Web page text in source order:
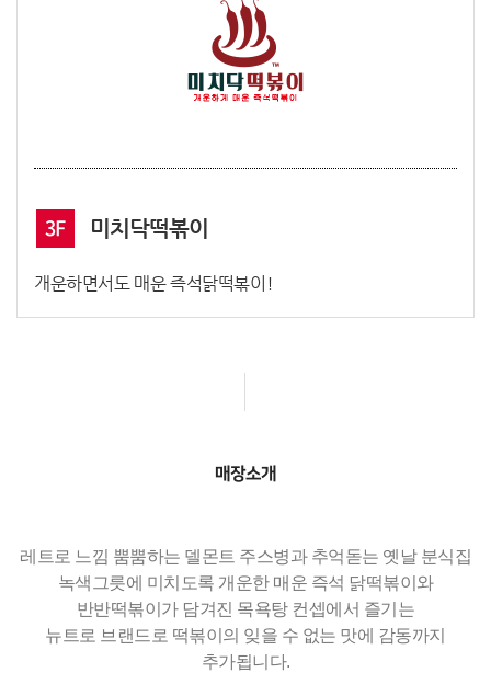
3F 미치닥떡볶이
개운하면서도 매운 즉석닭떡볶이!
매장소개
레트로 느낌 뿜뿜하는 델몬트 주스병과 추억돋는 옛날 분식집
녹색그릇에 미치도록 개운한 매운 즉석 닭떡볶이와
반반떡볶이가 담겨진 목욕탕 컨셉에서 즐기는
뉴트로 브랜드로 떡볶이의 잊을 수 없는 맛에 감동까지
추가됩니다.